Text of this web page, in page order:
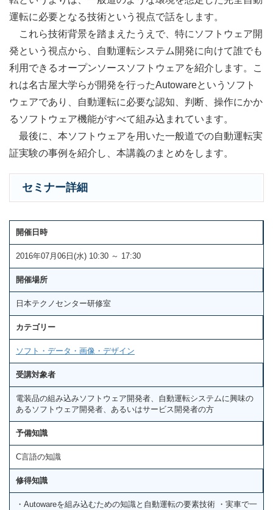
運転に必要となる技術という視点で話をします。
これら技術背景を踏まえたうえで、特にソフトウェア開
発という視点から、自動運転システム開発に向けて誰でも
利用できるオープンソースソフトウェアを紹介します。こ
れは名古屋大学らが開発を行ったAutowareというソフト
ウェアであり、自動運転に必要な認知、判断、操作にかか
るソフトウェア機能がすべて組み込まれています。
最後に、本ソフトウェアを用いた一般道での自動運転実
証実験の事例を紹介し、本講義のまとめをします。
セミナー詳細
開催日時
2016年07月06日(水) 10:30 ～ 17:30
開催場所
日本テクノセンター研修室
カテゴリー
ソフト・データ・画像・デザイン
受講対象者
電装品の組み込みソフトウェア開発者、自動運転システムに興味の
あるソフトウェア開発者、あるいはサービス開発者の方
予備知識
C言語の知識
修得知識
・Autowareを組み込むための知識と自動運転の要素技術 ・実車で一